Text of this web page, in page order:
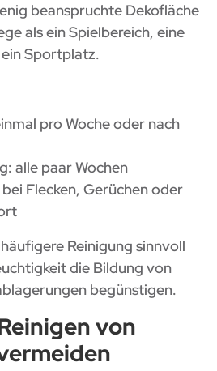
beanspruchte Dekofläche
als ein Spielbereich, eine
Sportplatz.
pro Woche oder nach
alle paar Wochen
Flecken, Gerüchen oder
Reinigung sinnvoll
die Bildung von
begünstigen.
von